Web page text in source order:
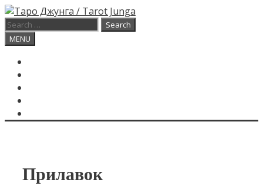
Skip
to
content
Search
for:
Search
MENU
Прилавок